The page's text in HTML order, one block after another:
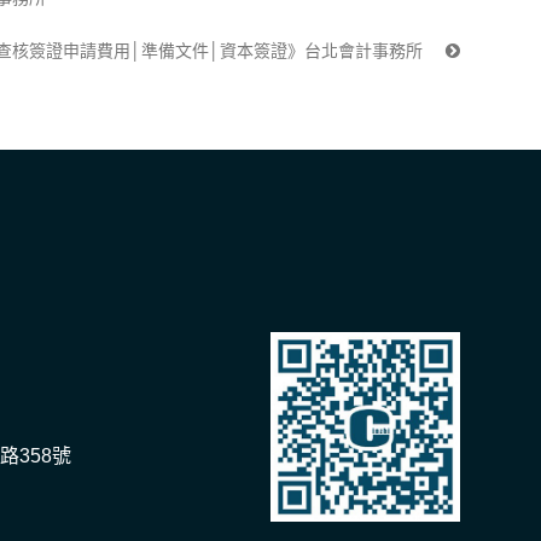
核簽證申請費用│準備文件│資本簽證》台北會計事務所
358號